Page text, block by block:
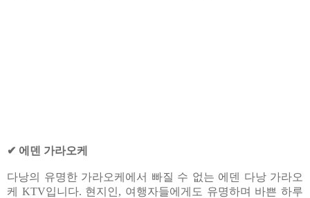
✔ 에덴 가라오케
다낭의 유명한 가라오케에서 빠질 수 없는 에덴 다낭 가라오
케 KTV입니다. 현지인, 여행자들에게도 유명하며 바쁜 하루